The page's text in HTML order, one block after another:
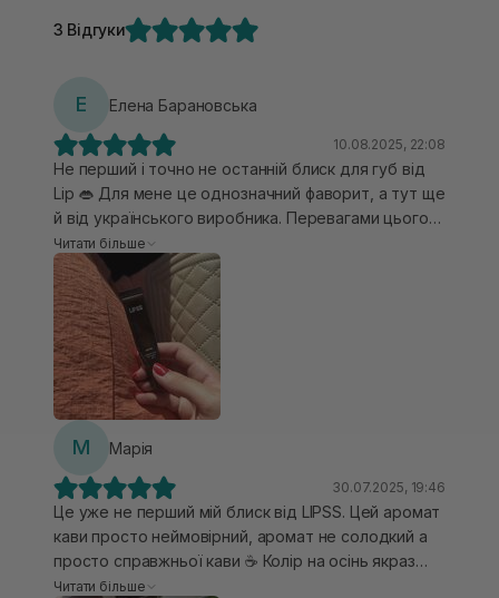
3 Відгуки
Е Елена Барановська
10.08.2025, 22:08
Не перший і точно не останній блиск для губ від
Lip 👄 Для мене це однозначний фаворит, а тут ще
й від українського виробника. Перевагами цього
продукту є те, що він не липне на губах. Я не
люблю такі відчуття, вони характерні для
багатьох блисків, а цей дуже лагідний до губ,
ніжно покриває їх та приємно лягає на вуста 😍 В
нього насичений коричневий колір, проте на губах
він дещо світліший. Приємний аромат кави
відчувається доти, доки нанесений продукт. Для
мене він все літо, я його використовую постійно, з
ним забула, що таке сухість губ. 😍🥰 Вже є в мене
з новим ароматом та кольором і чекає своєї
черги, тому поки він незамінний для мене.
Читати більше
М Марія
30.07.2025, 19:46
Це уже не перший мій блиск від LIPSS. Цей аромат
кави просто неймовірний, аромат не солодкий а
просто справжньої кави ☕ Колір на осінь якраз
буде шикарний. Тримається на губах добре,
Читати більше